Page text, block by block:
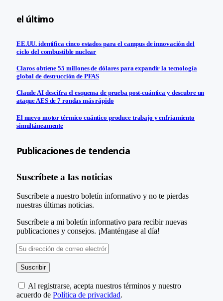
el último
EE.UU. identifica cinco estados para el campus de innovación del
ciclo del combustible nuclear
Claros obtiene 55 millones de dólares para expandir la tecnología
global de destrucción de PFAS
Claude AI descifra el esquema de prueba post-cuántica y descubre un
ataque AES de 7 rondas más rápido
El nuevo motor térmico cuántico produce trabajo y enfriamiento
simultáneamente
Publicaciones de tendencia
Suscríbete a las noticias
Suscríbete a nuestro boletín informativo y no te pierdas
nuestras últimas noticias.
Suscríbete a mi boletín informativo para recibir nuevas
publicaciones y consejos. ¡Manténgase al día!
Al registrarse, acepta nuestros términos y nuestro
acuerdo de Política de privacidad.